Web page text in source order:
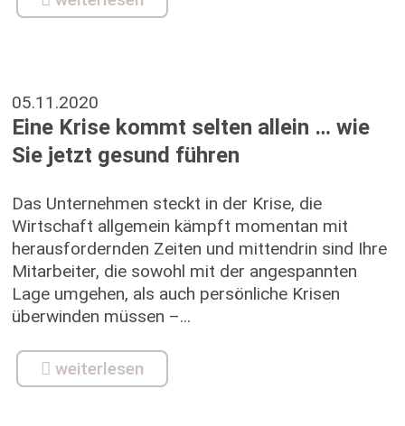
05.11.2020
Eine Krise kommt selten allein … wie
Sie jetzt gesund führen
Das Unternehmen steckt in der Krise, die
Wirtschaft allgemein kämpft momentan mit
herausfordernden Zeiten und mittendrin sind Ihre
Mitarbeiter, die sowohl mit der angespannten
Lage umgehen, als auch persönliche Krisen
überwinden müssen –...
weiterlesen